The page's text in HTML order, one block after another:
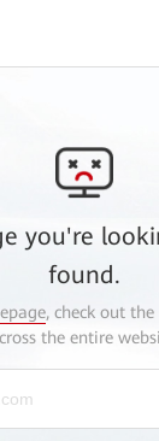
you're
found.
, check out
the entire